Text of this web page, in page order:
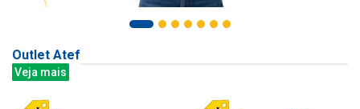
Outlet Atef
Veja mais